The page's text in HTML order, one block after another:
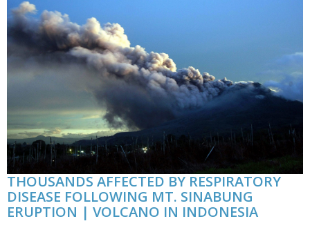
THOUSANDS AFFECTED BY RESPIRATORY
DISEASE FOLLOWING MT. SINABUNG
ERUPTION | VOLCANO IN INDONESIA